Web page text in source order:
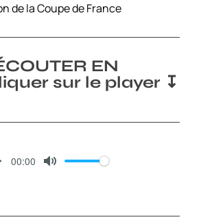
de la Coupe de France
EN
sur le player ↧
00:00
T